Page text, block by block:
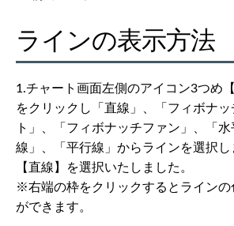
ラインの表示方法
1.チャート画面左側のアイコン3つめ
をクリックし「直線」、「フィボナ
ト」、「フィボナッチファン」、「
線」、「平行線」からラインを選択
【直線】を選択いたしました。
※右端の枠をクリックするとラインの
ができます。